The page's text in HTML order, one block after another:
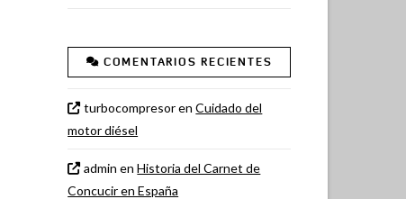
COMENTARIOS RECIENTES
turbocompresorenCuidado del
motor diésel
admin enHistoria del Carnet de
Concucir en España